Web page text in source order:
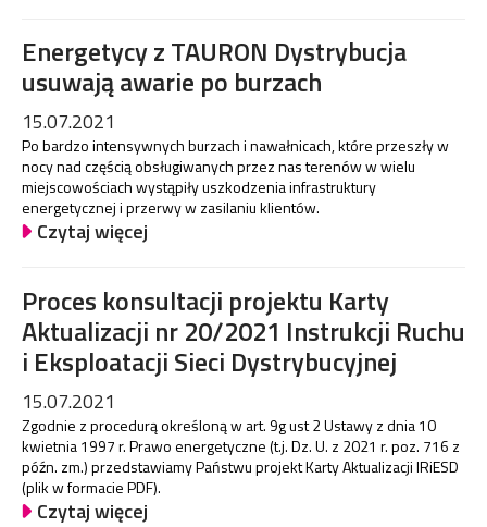
Energetycy z TAURON Dystrybucja
usuwają awarie po burzach
15.07.2021
Po bardzo intensywnych burzach i nawałnicach, które przeszły w
nocy nad częścią obsługiwanych przez nas terenów w wielu
miejscowościach wystąpiły uszkodzenia infrastruktury
energetycznej i przerwy w zasilaniu klientów.
Czytaj więcej
Proces konsultacji projektu Karty
Aktualizacji nr 20/2021 Instrukcji Ruchu
i Eksploatacji Sieci Dystrybucyjnej
15.07.2021
Zgodnie z procedurą określoną w art. 9g ust 2 Ustawy z dnia 10
kwietnia 1997 r. Prawo energetyczne (t.j. Dz. U. z 2021 r. poz. 716 z
późn. zm.) przedstawiamy Państwu projekt Karty Aktualizacji IRiESD
(plik w formacie PDF).
Czytaj więcej